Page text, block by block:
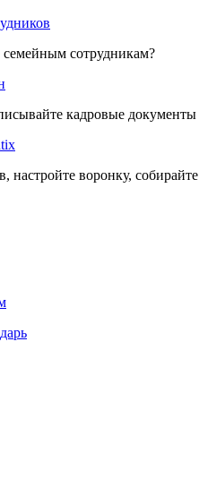
семейным сотрудникам?
кадровые
настройте воронку,